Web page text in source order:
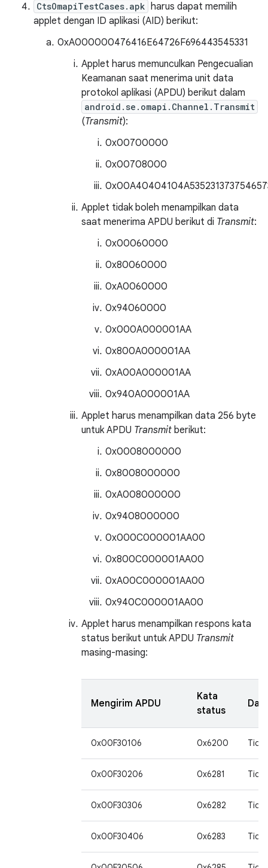
CtsOmapiTestCases.apk harus dapat memilih
applet dengan ID aplikasi (AID) berikut:
0xA000000476416E64726F696443545331
Applet harus memunculkan Pengecualian
Keamanan saat menerima unit data
protokol aplikasi (APDU) berikut dalam
android.se.omapi.Channel.Transmit
(Transmit):
0x00700000
0x00708000
Applet tidak boleh menampilkan data
saat menerima APDU berikut di Transmit:
0x00060000
0x80060000
0xA0060000
0x94060000
0x000A000001AA
0x800A000001AA
0xA00A000001AA
0x940A000001AA
Applet harus menampilkan data 256 byte
untuk APDU Transmit berikut:
0x0008000000
0x8008000000
0xA008000000
0x9408000000
0x000C000001AA00
0x800C000001AA00
0xA00C000001AA00
0x940C000001AA00
Applet harus menampilkan respons kata
status berikut untuk APDU Transmit
masing-masing:
Mengirim APDU
Kata
status
0x00F30106 0x6200
0x00F30206 0x6281
0x00F30306 0x6282
0x00F30406 0x6283